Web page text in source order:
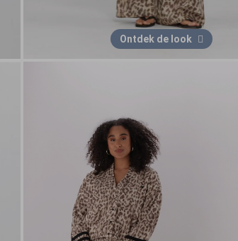
Ontdek de look